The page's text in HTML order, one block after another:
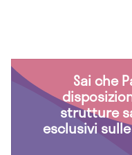
Sai che
strutture
esclusivi